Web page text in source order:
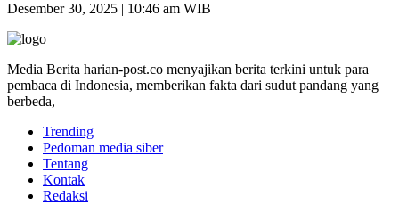
Desember 30, 2025 | 10:46 am WIB
Media Berita harian-post.co menyajikan berita terkini untuk para
pembaca di Indonesia, memberikan fakta dari sudut pandang yang
berbeda,
Trending
Pedoman media siber
Tentang
Kontak
Redaksi